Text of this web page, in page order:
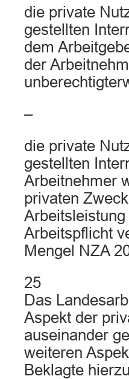
die private
gestellten
dem
der
–
die private
gestellten
Arbeitnehmer
privaten
Arbeitspflicht
Mengel NZA
25
Das
Aspekt der
auseinander
weiteren
Beklagte